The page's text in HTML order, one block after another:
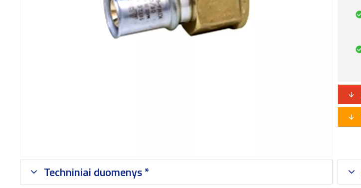
Techniniai duomenys *